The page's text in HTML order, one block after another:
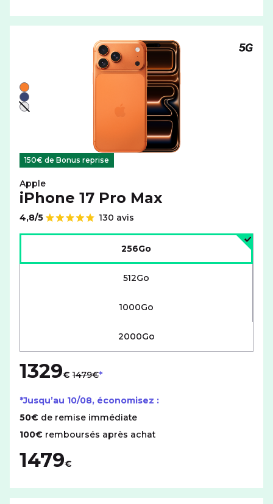
Liste de couleurs disponibles pour le APPLE iPhone 17
Orange
Bleu
Argent - indisponible
150€ de Bonus reprise
Apple
iPhone 17 Pro Max
Note de
4,8/5
130 avis
256Go
512Go
1000Go
2000Go
1329€ 1479€
*Jusqu’au 10/08, économisez :
50€ de remise immédiate
100€ remboursés après achat
1479€